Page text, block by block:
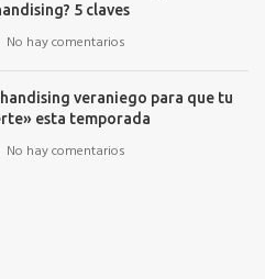
5 claves
No hay comentarios
veraniego para que tu
esta temporada
No hay comentarios